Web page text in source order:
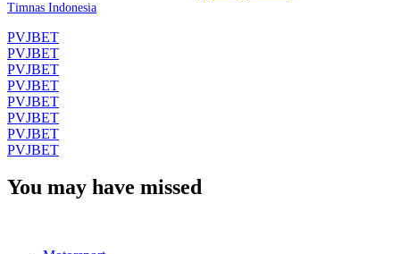
Timnas Indonesia
PVJBET
PVJBET
PVJBET
PVJBET
PVJBET
PVJBET
PVJBET
PVJBET
You may have missed